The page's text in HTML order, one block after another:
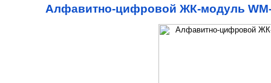
Алфавитно-цифровой ЖК-модуль